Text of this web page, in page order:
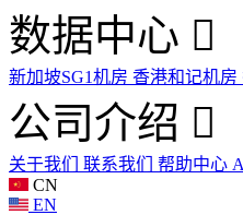
数据中心
新加坡SG1机房 香港和记机房
公司介绍
关于我们 联系我们 帮助中心
CN
EN